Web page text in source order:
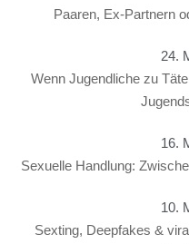
Paaren, Ex-Partnern
24.
Wenn Jugendliche zu
16.
Sexuelle Handlung:
10.
Sexting, Deepfakes &